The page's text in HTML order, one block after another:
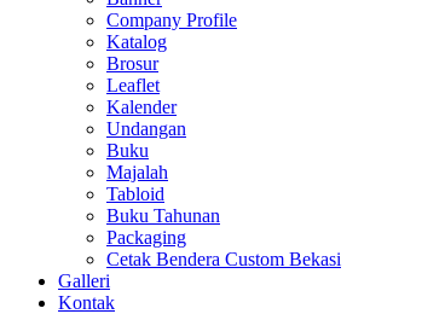
Company Profile
Katalog
Brosur
Leaflet
Kalender
Undangan
Buku
Majalah
Tabloid
Buku Tahunan
Packaging
Cetak Bendera Custom Bekasi
Galleri
Kontak